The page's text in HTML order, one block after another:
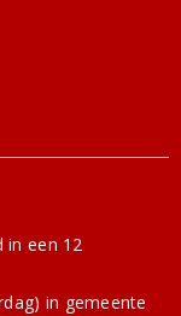
in een 12
in gemeente